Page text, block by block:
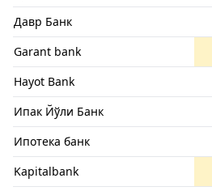
Давр Банк
Garant bank
Hayot Bank
Ипак Йўли Банк
Ипотека банк
Kapitalbank